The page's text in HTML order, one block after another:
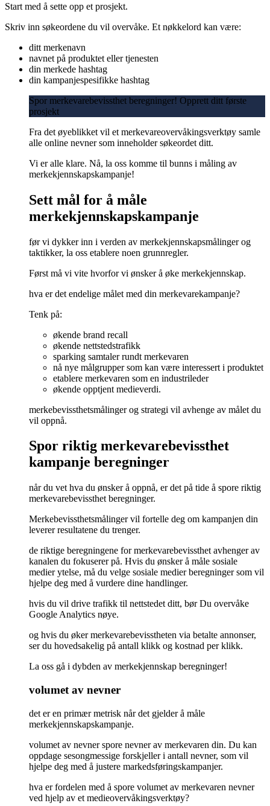
Start med å sette opp et prosjekt.
Skriv inn søkeordene du vil overvåke. Et nøkkelord kan være:
ditt merkenavn
navnet på produktet eller tjenesten
din merkede hashtag
din kampanjespesifikke hashtag
Spor merkevarebevissthet beregninger! Opprett ditt første
prosjekt
Fra det øyeblikket vil et merkevareovervåkingsverktøy samle
alle online nevner som inneholder søkeordet ditt.
Vi er alle klare. Nå, la oss komme til bunns i måling av
merkekjennskapskampanje!
Sett mål for å måle
merkekjennskapskampanje
før vi dykker inn i verden av merkekjennskapsmålinger og
taktikker, la oss etablere noen grunnregler.
Først må vi vite hvorfor vi ønsker å øke merkekjennskap.
hva er det endelige målet med din merkevarekampanje?
Tenk på:
økende brand recall
økende nettstedstrafikk
sparking samtaler rundt merkevaren
nå nye målgrupper som kan være interessert i produktet
etablere merkevaren som en industrileder
økende opptjent medieverdi.
merkebevissthetsmålinger og strategi vil avhenge av målet du
vil oppnå.
Spor riktig merkevarebevissthet
kampanje beregninger
når du vet hva du ønsker å oppnå, er det på tide å spore riktig
merkevarebevissthet beregninger.
Merkebevissthetsmålinger vil fortelle deg om kampanjen din
leverer resultatene du trenger.
de riktige beregningene for merkevarebevissthet avhenger av
kanalen du fokuserer på. Hvis du ønsker å måle sosiale
medier ytelse, må du velge sosiale medier beregninger som vil
hjelpe deg med å vurdere dine handlinger.
hvis du vil drive trafikk til nettstedet ditt, bør Du overvåke
Google Analytics nøye.
og hvis du øker merkevarebevisstheten via betalte annonser,
ser du hovedsakelig på antall klikk og kostnad per klikk.
La oss gå i dybden av merkekjennskap beregninger!
volumet av nevner
det er en primær metrisk når det gjelder å måle
merkekjennskapskampanje.
volumet av nevner spore nevner av merkevaren din. Du kan
oppdage sesongmessige forskjeller i antall nevner, som vil
hjelpe deg med å justere markedsføringskampanjer.
hva er fordelen med å spore volumet av merkevaren nevner
ved hjelp av et medieovervåkingsverktøy?